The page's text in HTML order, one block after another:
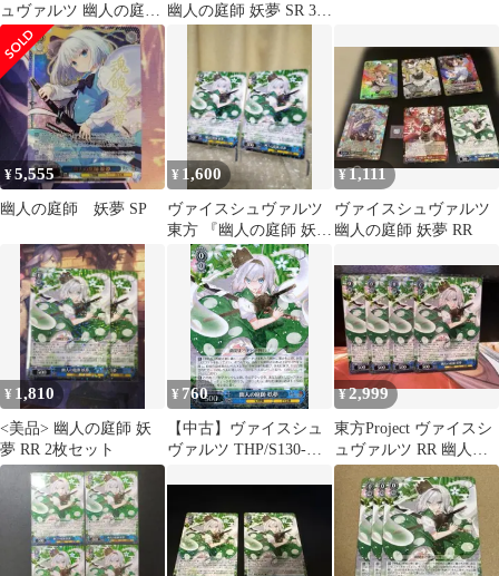
ュヴァルツ 幽人の庭師
妖夢 RR
幽人の庭師 妖夢 SR 3☆
¥5,555
幽人の庭師 妖夢 SP
¥ 1,600
ヴァイスシュヴァルツ
東方 『幽人の庭師 妖
夢』RR2枚 新品未使用
¥1,111
ヴァイスシュヴァルツ
幽人の庭師 妖夢 RR
¥ 1,810
<美品> 幽人の庭師 妖
夢 RR 2枚セット
¥ 760
【中古】ヴァイスシュ
ヴァルツ THP/S130-
¥2,999
東方Project ヴァイスシ
ュヴァルツ RR 幽人の
庭師 妖夢